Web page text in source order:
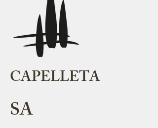
CAPELLETA
SA